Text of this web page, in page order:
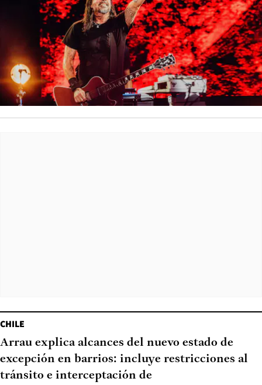
CHILE
Arrau explica alcances del nuevo estado de
excepción en barrios: incluye restricciones al
tránsito e interceptación de